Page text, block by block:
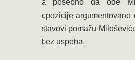
a posebno da ode
opozicije argumentovano
stavovi pomažu
bez uspeha.